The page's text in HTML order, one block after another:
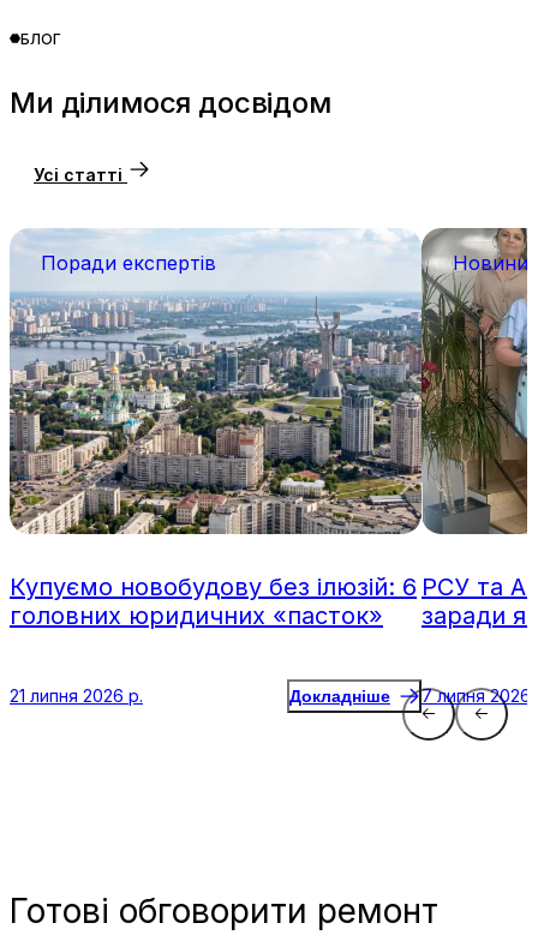
БЛОГ
Ми ділимося досвідом
Усі статті
Поради експертів
Купуємо новобудову без ілюзій: 6
головних юридичних «пасток»
21 липня 2026 р. Докладніше
Новини
РСУ та
заради
7 липня 2026
Готові обговорити ремонт